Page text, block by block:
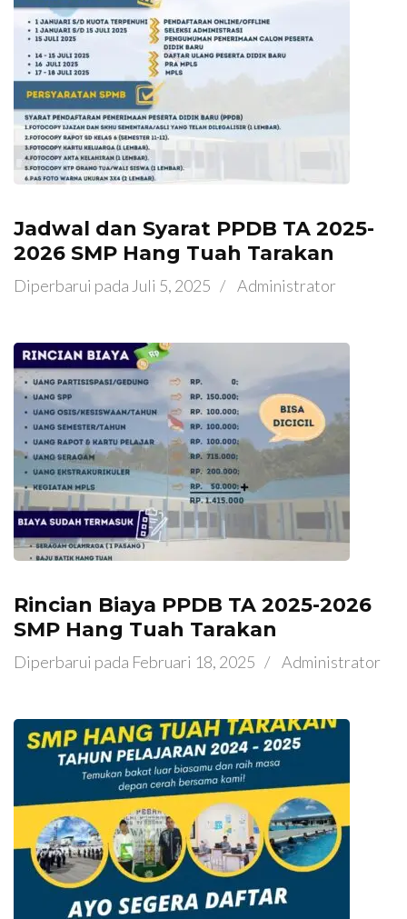
Jadwal dan Syarat PPDB TA 2025-
2026 SMP Hang Tuah Tarakan
Diperbarui pada Juli 5, 2025 / Administrator
Rincian Biaya PPDB TA 2025-2026
SMP Hang Tuah Tarakan
Diperbarui pada Februari 18, 2025 / Administrator